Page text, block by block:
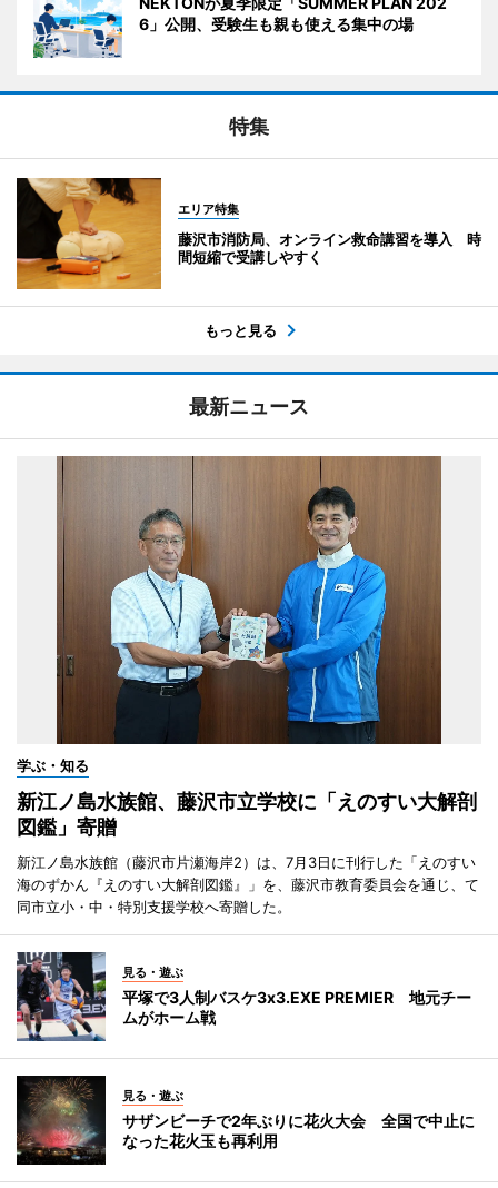
6」公開、受験生も親も使える集中の場
特集
エリア特集
藤沢市消防局、オンライン救命講習を導入 時
間短縮で受講しやすく
もっと見る
最新ニュース
学ぶ・知る
新江ノ島水族館、藤沢市立学校に「えのすい大解剖
図鑑」寄贈
新江ノ島水族館（藤沢市片瀬海岸2）は、7月3日に刊行した「えのすい
海のずかん『えのすい大解剖図鑑』」を、藤沢市教育委員会を通じ、て
同市立小・中・特別支援学校へ寄贈した。
見る・遊ぶ
平塚で3人制バスケ3x3.EXE PREMIER 地元チー
ムがホーム戦
見る・遊ぶ
サザンビーチで2年ぶりに花火大会 全国で中止に
なった花火玉も再利用